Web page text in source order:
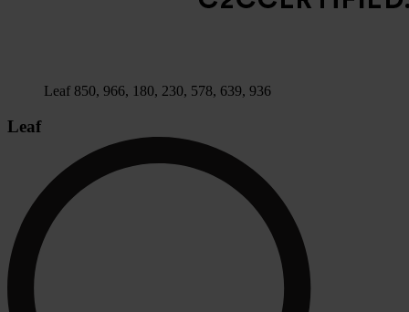
Leaf 850, 966, 180, 230, 578, 639, 936
Leaf